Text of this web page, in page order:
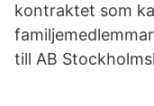
kontraktet som
till AB